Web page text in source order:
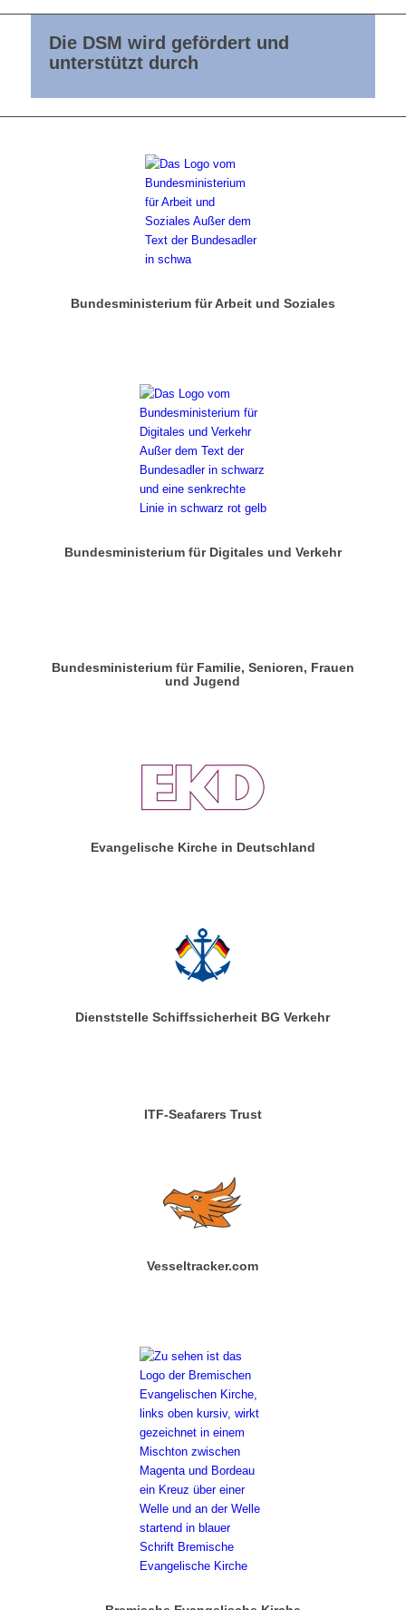
Die DSM wird gefördert und
unterstützt durch
Bundesministerium für Arbeit und Soziales
Bundesministerium für Digitales und Verkehr
Bundesministerium für Familie, Senioren, Frauen
und Jugend
Evangelische Kirche in Deutschland
Dienststelle Schiffssicherheit BG Verkehr
ITF-Seafarers Trust
Vesseltracker.com